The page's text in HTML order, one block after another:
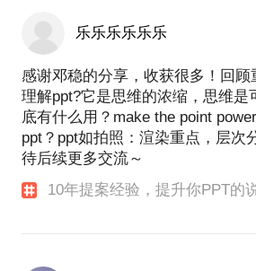
乐乐乐乐乐乐
感谢邓稳的分享，收获很多！回顾
理解ppt?它是思维的浓缩，思维是
底有什么用？make the point
ppt？ppt如拍照：渲染重点，层次
待后续更多交流～
10年提案经验，提升你PPT的